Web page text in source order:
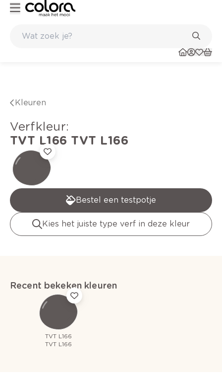
Kleuren
verfkleur:
TVT L166 TVT L166
Bestel een testpotje
Kies het juiste type verf in deze kleur
Recent bekeken kleuren
TVT L166
TVT L166